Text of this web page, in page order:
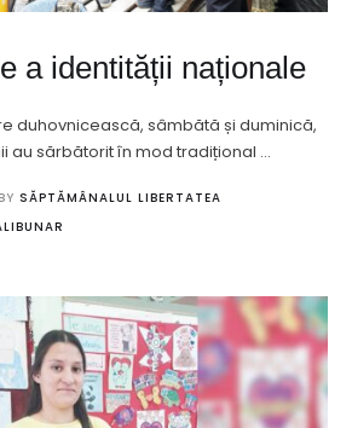
a identității naționale
duhovnicească, sâmbătă și duminică,
au sărbătorit în mod tradițional …
BY SĂPTĂMÂNALUL LIBERTATEA